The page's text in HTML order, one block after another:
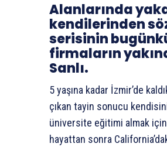
Alanlarında
kendilerinden
serisinin
firmaların
Sanlı.
5 yaşına kadar İzmir’de
çıkan tayin sonucu
üniversite eğitimi almak için
hayattan sonra